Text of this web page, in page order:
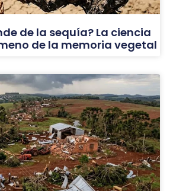
de la sequía? La ciencia
de la memoria vegetal